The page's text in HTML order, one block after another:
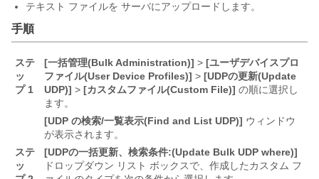
テキスト ファイルを サーバにアップロードします。
手順
ステ
ッ
プ 1
[一括管理(Bulk Administration)] > [ユーザデバイスプロ
ファイル(User Device Profiles)] > [UDPの更新(Update
UDP)] > [カスタムファイル(Custom File)] の順に選択し
ます。
[UDP の検索/一覧表示(Find and List UDP)] ウィンドウ
が表示されます。
ステ
ッ
[UDPの一括更新、検索条件:(Update Bulk UDP where)]
ドロップダウン リスト ボックスで、作成したカスタム フ